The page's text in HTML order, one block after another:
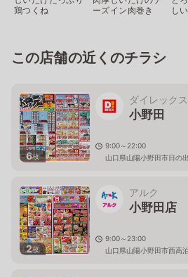
鶏つくね
ーズイン肉巻き
し
この店舗の近くのチラシ
6枚
ダイレックス
小野田
9:00～22:00
山口県山陽小野田市日の
2枚
アルク
小野田店
9:00～23:00
山口県山陽小野田市西高